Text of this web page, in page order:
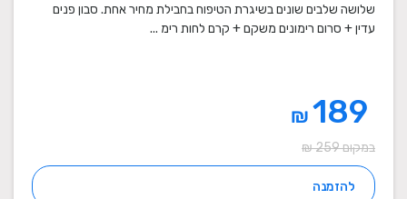
שלושה שלבים שונים בשיגרת הטיפוח בחבילת מחיר אחת. סבון פנים
עדין + סרום רימונים משקם + קרם לחות רימ ...
₪
במקום 259 ₪
להזמנה